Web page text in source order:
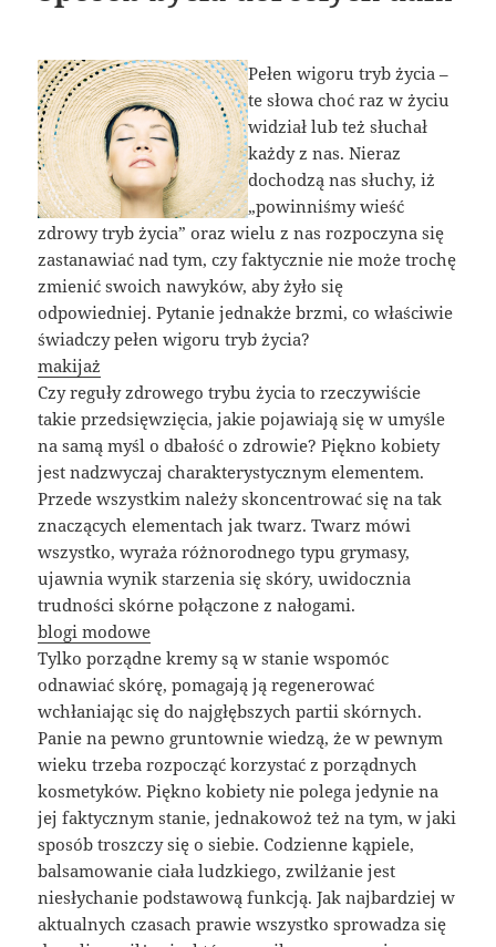
Pełen wigoru tryb życia –
te słowa choć raz w życiu
widział lub też słuchał
każdy z nas. Nieraz
dochodzą nas słuchy, iż
„powinniśmy wieść
zdrowy tryb życia” oraz wielu z nas rozpoczyna się
zastanawiać nad tym, czy faktycznie nie może trochę
zmienić swoich nawyków, aby żyło się
odpowiedniej. Pytanie jednakże brzmi, co właściwie
świadczy pełen wigoru tryb życia?
makijaż
Czy reguły zdrowego trybu życia to rzeczywiście
takie przedsięwzięcia, jakie pojawiają się w umyśle
na samą myśl o dbałość o zdrowie? Piękno kobiety
jest nadzwyczaj charakterystycznym elementem.
Przede wszystkim należy skoncentrować się na tak
znaczących elementach jak twarz. Twarz mówi
wszystko, wyraża różnorodnego typu grymasy,
ujawnia wynik starzenia się skóry, uwidocznia
trudności skórne połączone z nałogami.
blogi modowe
Tylko porządne kremy są w stanie wspomóc
odnawiać skórę, pomagają ją regenerować
wchłaniając się do najgłębszych partii skórnych.
Panie na pewno gruntownie wiedzą, że w pewnym
wieku trzeba rozpocząć korzystać z porządnych
kosmetyków. Piękno kobiety nie polega jedynie na
jej faktycznym stanie, jednakowoż też na tym, w jaki
sposób troszczy się o siebie. Codzienne kąpiele,
balsamowanie ciała ludzkiego, zwilżanie jest
niesłychanie podstawową funkcją. Jak najbardziej w
aktualnych czasach prawie wszystko sprowadza się